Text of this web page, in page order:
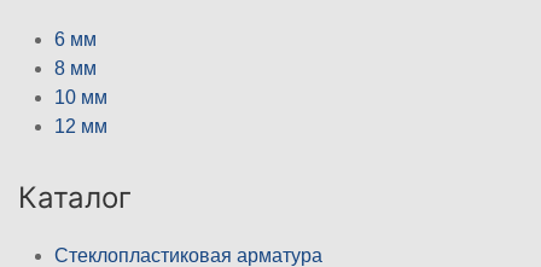
6 мм
8 мм
10 мм
12 мм
Каталог
Стеклопластиковая арматура